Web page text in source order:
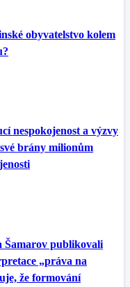
obyvatelstvo kolem
nespokojenost a výzvy
brány milionům
Šamarov publikovali
„práva na
že formování